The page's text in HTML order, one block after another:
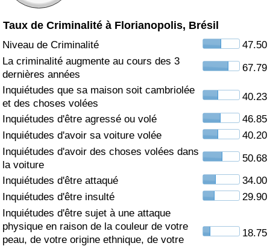
Taux de Criminalité à Florianopolis, Brésil
Niveau de Criminalité
47.50
La criminalité augmente au cours des 3
dernières années
67.79
Inquiétudes que sa maison soit cambriolée
et des choses volées
40.23
Inquiétudes d'être agressé ou volé
46.85
Inquiétudes d'avoir sa voiture volée
40.20
Inquiétudes d'avoir des choses volées dans
la voiture
50.68
Inquiétudes d'être attaqué
34.00
Inquiétudes d'être insulté
29.90
Inquiétudes d'être sujet à une attaque
physique en raison de la couleur de votre
peau, de votre origine ethnique, de votre
18.75
Indice de Criminalité (Actuel)
Indice de Criminalité
Indice de criminalité par pays
Soins de santé
Indice des soins de santé (Actuel)
Indice des soins de santé
Indice des soins de santé par Pays
Pollution